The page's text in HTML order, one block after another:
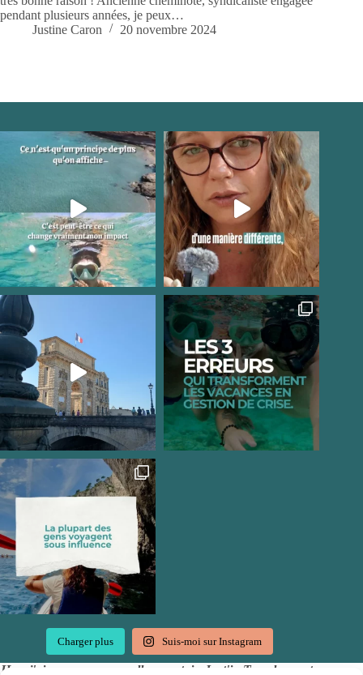
pendant plusieurs années, je peux…
Justine Caron
20 novembre 2024
Charger plus Suis-moi sur Instagram
Hep, j'ai une super nouvelle pour toi : Just'in Travel accepte